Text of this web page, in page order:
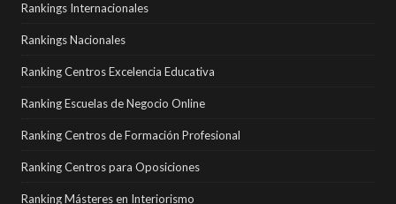
Rankings Internacionales
Rankings Nacionales
Ranking Centros Excelencia Educativa
Ranking Escuelas de Negocio Online
Ranking Centros de Formación Profesional
Ranking Centros para Oposiciones
Ranking Másteres en Interiorismo